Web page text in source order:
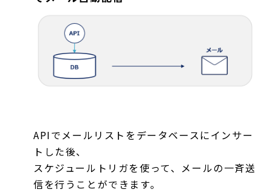
APIでメールリストをデータベースにインサー
トした後、
スケジュールトリガを使って、メールの一斉送
信を行うことができます。